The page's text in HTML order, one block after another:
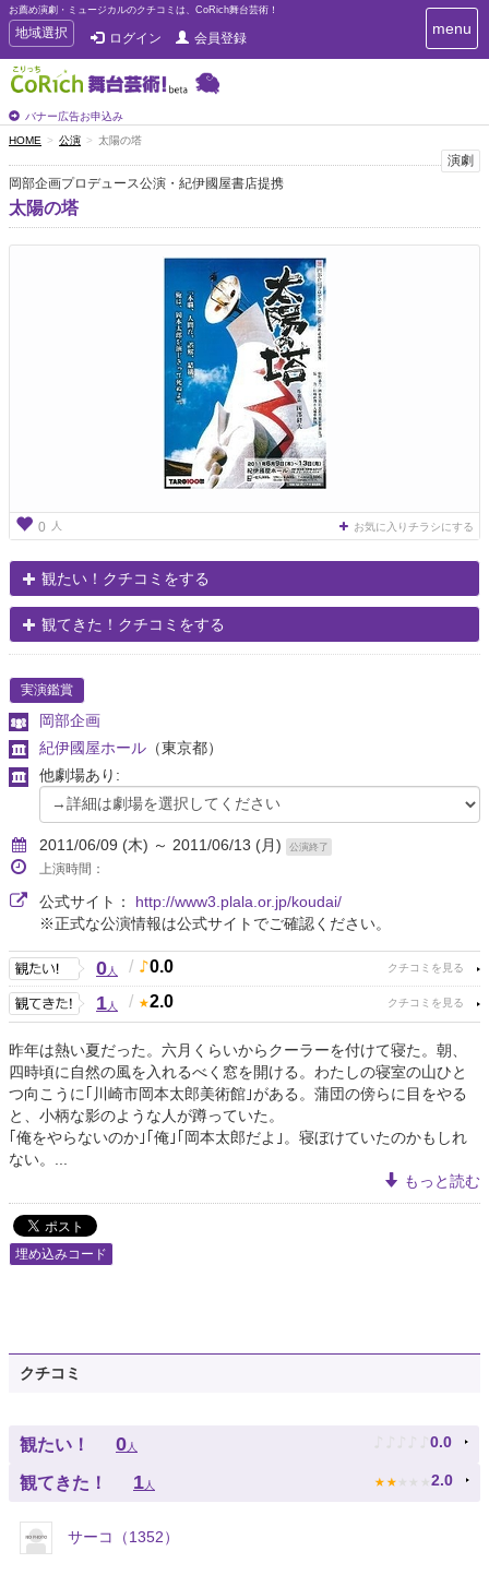
お薦め演劇・ミュージカルのクチコミは、CoRich舞台芸術！
T
o
g
g
e
n
a
v
i
g
地域選択 ログイン 会員登録
バナー広告お申込み
T
o
i
g
menu
HOME 公演 太陽の塔
演劇
岡部企画プロデュース公演・紀伊國屋書店提携
太陽の塔
0 人 お気に入りチラシにする
観たい！クチコミをする
観てきた！クチコミをする
実演鑑賞
岡部企画
紀伊國屋ホール （東京都）
他劇場あり:
2011/06/09 (木) ～ 2011/06/13 (月) 公演終了
上演時間：
公式サイト： http://www3.plala.or.jp/koudai/
※正式な公演情報は公式サイトでご確認ください。
0人 / 0.0
1人 / 2.0
昨年は熱い夏だった。六月くらいからクーラーを付けて寝た。朝、
四時頃に自然の風を入れるべく窓を開ける。わたしの寝室の山ひと
つ向こうに｢川崎市岡本太郎美術館｣がある。蒲団の傍らに目をやる
と、小柄な影のような人が蹲っていた。
｢俺をやらないのか｣｢俺｣｢岡本太郎だよ｣。寝ぼけていたのかもしれ
ない。...
もっと読む
埋め込みコード
クチコミ
観たい！ 0人 ♪ ♪ ♪ ♪ ♪ 0.0
観てきた！ 1人 ★ ★ ★ ★ ★ 2.0
サーコ（1352）